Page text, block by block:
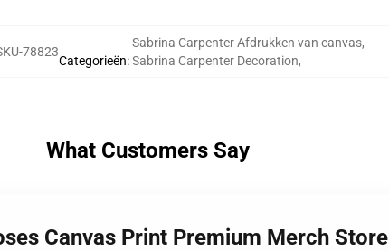
78823
Categorieën:
Sabrina Carpenter Afdrukken van canvas,
Sabrina Carpenter Decoration,
What Customers Say
Canvas Print Premium Merch Store